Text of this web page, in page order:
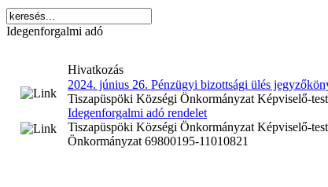
Idegenforgalmi adó
Hivatkozás
2024. június 26. Pénzügyi bizottsági ülés
Tiszapüspöki Községi Önkormányzat Képviselő-
Idegenforgalmi adó rendelet
Tiszapüspöki Községi Önkormányzat Képviselő-
Önkormányzat 69800195-11010821